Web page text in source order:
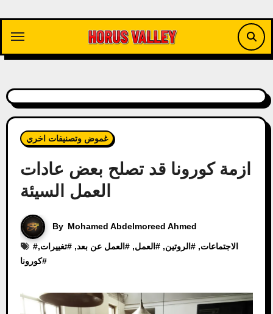
content
غموض وتصنيفات اخري
ازمة كورونا قد تصلح بعض عادات
العمل السيئة
By Mohamed Abdelmoreed Ahmed
# الاجتماعات, # الروتين, # العمل, # العمل عن بعد, #تغييرات,
#كورونا